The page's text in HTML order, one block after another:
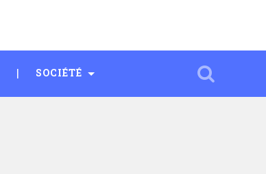
SOCIÉTÉ